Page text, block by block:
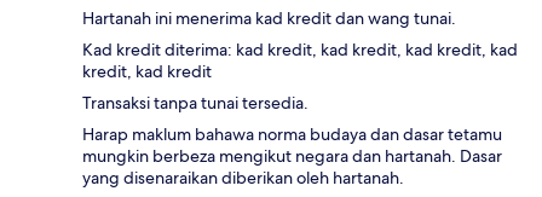
Hartanah ini menerima kad kredit dan wang tunai.
Kad kredit diterima: kad kredit, kad kredit, kad kredit, kad
kredit, kad kredit
Transaksi tanpa tunai tersedia.
Harap maklum bahawa norma budaya dan dasar tetamu
mungkin berbeza mengikut negara dan hartanah. Dasar
yang disenaraikan diberikan oleh hartanah.